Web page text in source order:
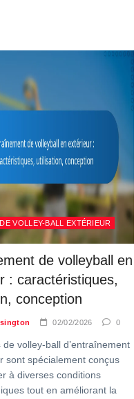
VOLLEY-BALL EXTÉRIEUR
de volleyball en
: caractéristiques,
conception
02/02/2026 0
de volley-ball d’entraînement
sont spécialement conçus
à diverses conditions
tout en améliorant la